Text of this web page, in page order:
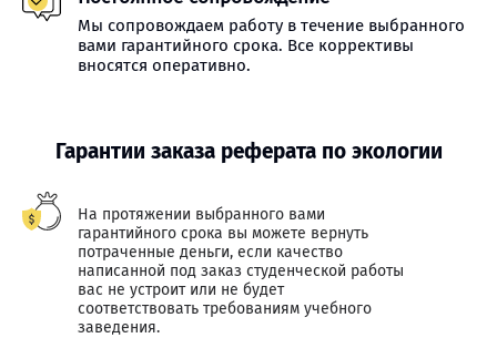
Мы сопровождаем работу в течение выбранного
вами гарантийного срока. Все коррективы
вносятся оперативно.
Гарантии заказа реферата по экологии
На протяжении выбранного вами
гарантийного срока вы можете вернуть
потраченные деньги, если качество
написанной под заказ студенческой работы
вас не устроит или не будет
соответствовать требованиям учебного
заведения.